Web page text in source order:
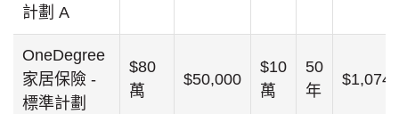
計劃 A
OneDegree
家居保險 -
標準計劃
$80
萬
$50,000
$10
萬
50
年
$1,074